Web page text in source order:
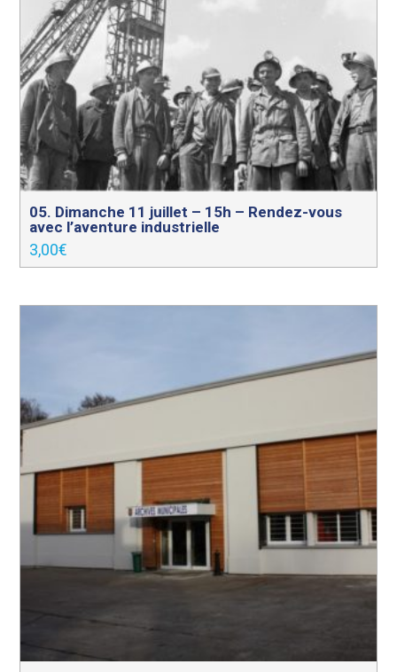
05. Dimanche 11 juillet – 15h – Rendez-vous
avec l’aventure industrielle
3,00€